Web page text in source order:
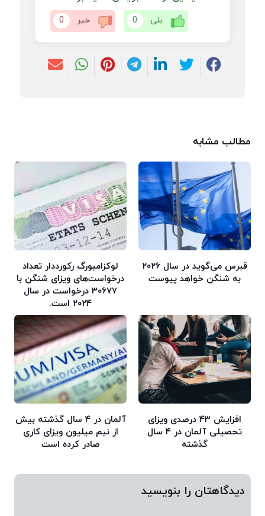
بلی 0 خیر 0
مطالب مشابه
قبرس می‌گوید در سال ۲۰۲۶
به شنگن خواهد پیوست
لوکزامبورگ رکورددار تعداد
درخواست‌های ویزای شنگن با
۳۰۶۷۷ درخواست در سال
۲۰۲۴ است.
افزایش ۴۳ درصدی ویزای
تحصیلی آلمان در ۴ سال
گذشته
آلمان در ۴ سال گذشته بیش
از نیم میلیون ویزای کاری
صادر کرده است
دیدگاهتان را بنویسید